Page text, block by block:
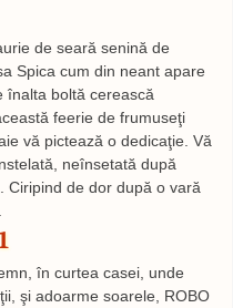
de seară senină de
Spica cum din neant apare
înalta boltă cerească
feerie de frumuseţi
vă pictează o dedicaţie. Vă
neînsetată după
Ciripind de dor după o vară
în curtea casei, unde
şi adoarme soarele, ROBO